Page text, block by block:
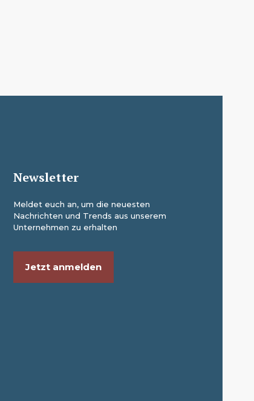
Newsletter
Meldet euch an, um die neuesten
Nachrichten und Trends aus unserem
Unternehmen zu erhalten
Jetzt anmelden